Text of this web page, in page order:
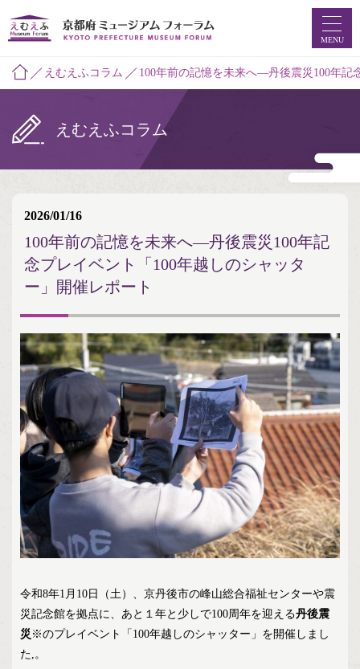
えむえふコラム
ミュージアムフォーラムとは
MENU
えむえふコラム 100年前の記憶を未来へ―丹後震災100年記
えむえふコラム
2026/01/16
100年前の記憶を未来へ―丹後震災100年記
念プレイベント「100年越しのシャッタ
ー」開催レポート
令和8年1月10日（土）、京丹後市の峰山総合福祉センターや震
災記念館を拠点に、あと１年と少しで100周年を迎える丹後震
災 ※のプレイベント「100年越しのシャッター」を開催しまし
た,。